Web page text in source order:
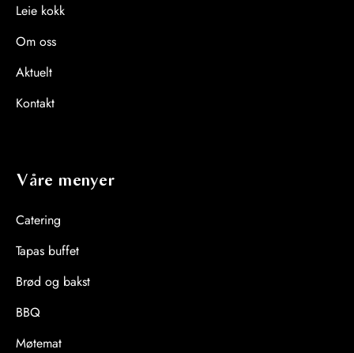
Leie kokk
Om oss
Aktuelt
Kontakt
Våre menyer
Catering
Tapas buffet
Brød og bakst
BBQ
Møtemat